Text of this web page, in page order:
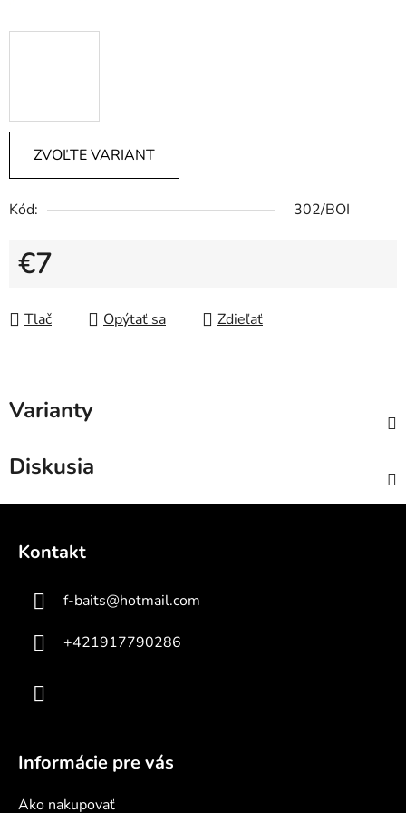
ZVOĽTE VARIANT
Kód: 302/BOI
€7
Tlač
Opýtať sa Zdieľať
Varianty
Diskusia
Kontakt
f-baits@hotmail.com
+421917790286
Informácie pre vás
Ako nakupovať